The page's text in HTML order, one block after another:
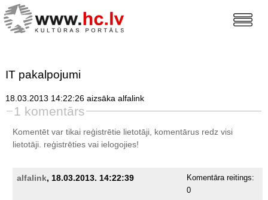
IT pakalpojumi
18.03.2013 14:22:26 aizsāka alfalink
1 komentārs
Komentēt var tikai reģistrētie lietotāji, komentārus redz visi
lietotāji. reģistrētiesvai ielogojies!
alfalink, 18.03.2013. 14:22:39
Komentāra reitings:
0